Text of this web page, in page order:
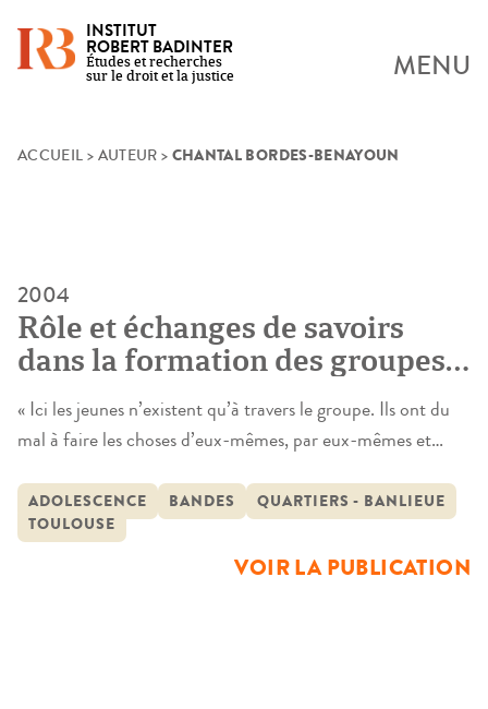
Skip
INSTITUT
ROBERT BADINTER
Études et recherches
sur le droit et la justice
MENU
ACCUEIL > AUTEUR > CHANTAL BORDES-BENAYOUN
2004
Rôle et échanges de savoirs
dans la formation des groupes
juvéniles urbains
« Ici les jeunes n’existent qu’à travers le groupe. Ils ont du
mal à faire les choses d’eux-mêmes, par eux-mêmes et
conclusion que ces deux phrases prononcées par un
animateur, pour présenter cette recherche sur le
regroupement juvénile dans les quartiers de Toulouse.
ADOLESCENCE BANDES
QUARTIERS - BANLIEUE
TOULOUSE
VOIR LA PUBLICATION